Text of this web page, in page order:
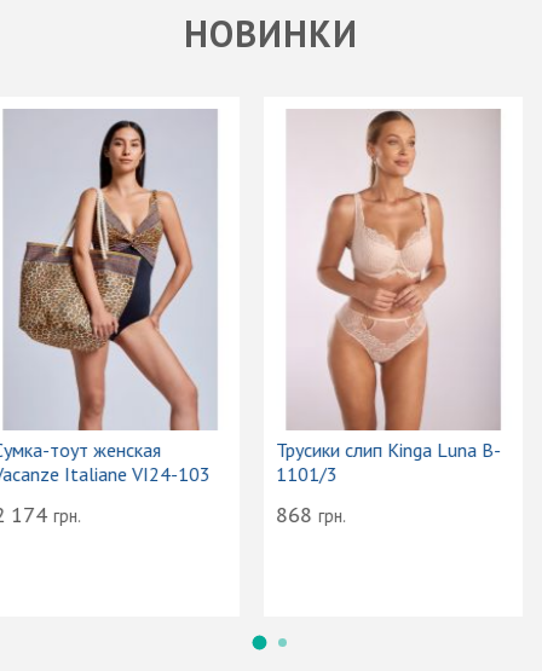
НОВИНКИ
Сумка-тоут женская
Vacanze Italiane VI24-103
2 174грн.
Трусики слип Kinga Luna B-
1101/3
868грн.